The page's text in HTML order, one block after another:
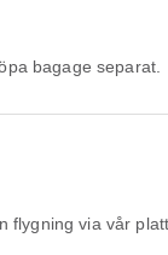
bagage separat.